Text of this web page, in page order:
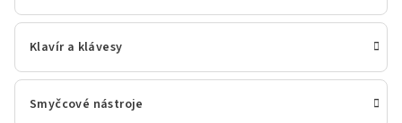
Klavír a klávesy
Smyčcové nástroje